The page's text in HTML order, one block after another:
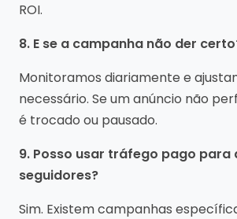
ROI.
8. E se a campanha não der
Monitoramos diariamente e
necessário. Se um anúncio não
é trocado ou pausado.
9. Posso usar tráfego pago para
seguidores?
Sim. Existem campanhas